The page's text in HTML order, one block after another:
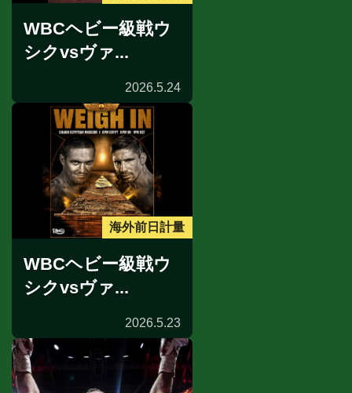
WBCヘビー級戦ウ
シクvsヴァ...
2026.5.24
海外前日計量
WBCヘビー級戦ウ
シクvsヴァ...
2026.5.23